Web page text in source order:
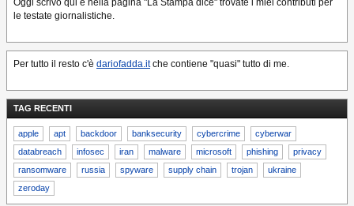
Oggi scrivo qui e nella pagina "La Stampa dice" trovate i miei contributi per
le testate giornalistiche.
Per tutto il resto c'è dariofadda.itche contiene "quasi" tutto di me.
TAG RECENTI
apple apt backdoor banksecurity cybercrime
cyberwar
databreach
infosec iran malware microsoft phishing
privacy
ransomware
russia spyware supply chain trojan
ukraine
zeroday